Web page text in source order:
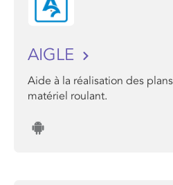
AIGLE
Aide à la réalisation des
matériel roulant.